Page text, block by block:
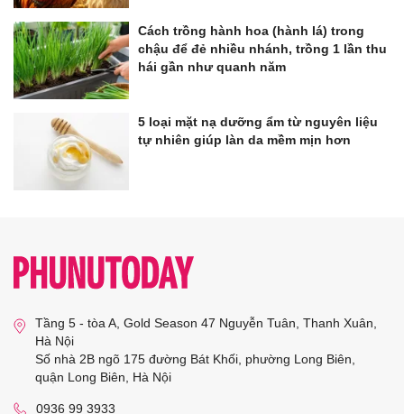
Cách trồng hành hoa (hành lá) trong
chậu để đẻ nhiều nhánh, trồng 1 lần thu
hái gần như quanh năm
5 loại mặt nạ dưỡng ẩm từ nguyên liệu
tự nhiên giúp làn da mềm mịn hơn
Tầng 5 - tòa A, Gold Season 47 Nguyễn Tuân, Thanh Xuân,
Hà Nội
Số nhà 2B ngõ 175 đường Bát Khối, phường Long Biên,
quận Long Biên, Hà Nội
0936 99 3933